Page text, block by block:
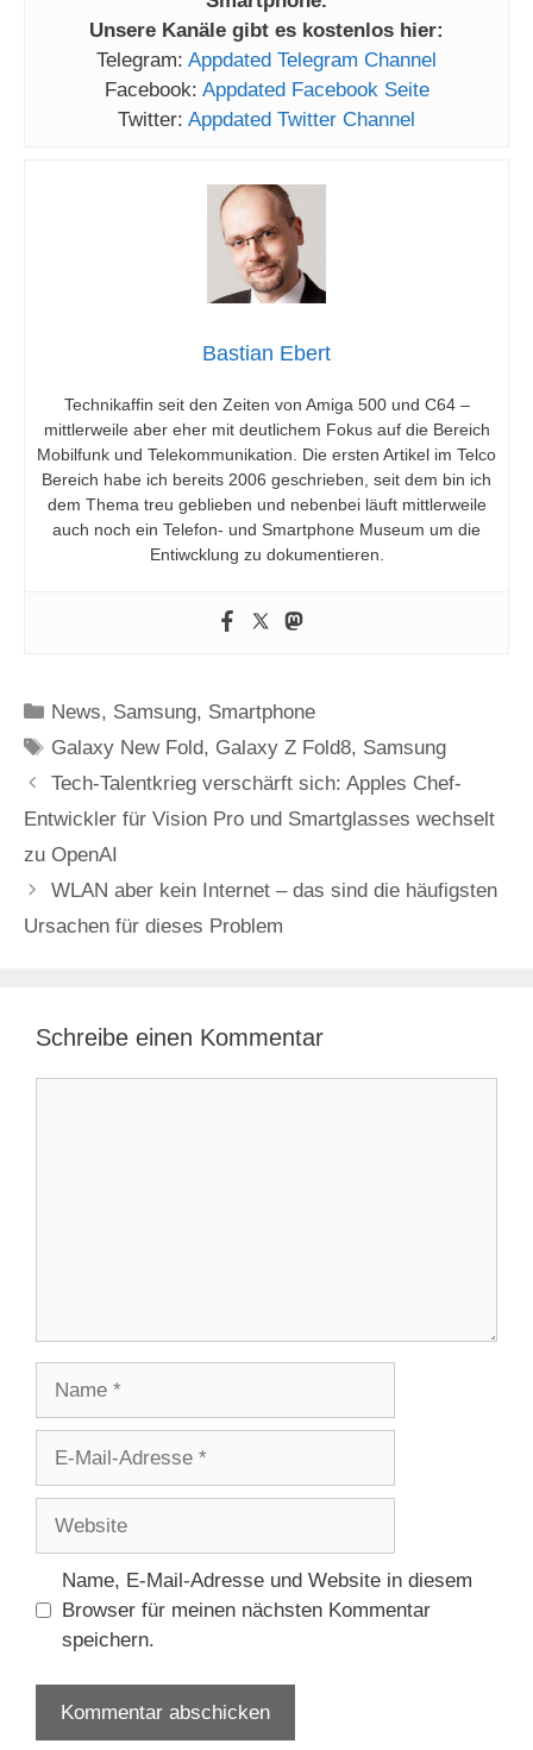
Unsere Kanäle gibt es kostenlos hier:
Telegram: Appdated Telegram Channel
Facebook: Appdated Facebook Seite
Twitter: Appdated Twitter Channel
Bastian Ebert
Technikaffin seit den Zeiten von Amiga 500 und C64 –
mittlerweile aber eher mit deutlichem Fokus auf die Bereich
Mobilfunk und Telekommunikation. Die ersten Artikel im Telco
Bereich habe ich bereits 2006 geschrieben, seit dem bin ich
dem Thema treu geblieben und nebenbei läuft mittlerweile
auch noch ein Telefon- und Smartphone Museum um die
Entiwcklung zu dokumentieren.
Kategorien
News, Samsung, Smartphone
Schlagwörter
Galaxy New Fold, Galaxy Z Fold8, Samsung
Tech-Talentkrieg verschärft sich: Apples Chef-
Entwickler für Vision Pro und Smartglasses wechselt
zu OpenAI
WLAN aber kein Internet – das sind die häufigsten
Ursachen für dieses Problem
Schreibe einen Kommentar
Adresse
Name, E-Mail-Adresse und Website in diesem
Browser für meinen nächsten Kommentar
speichern.